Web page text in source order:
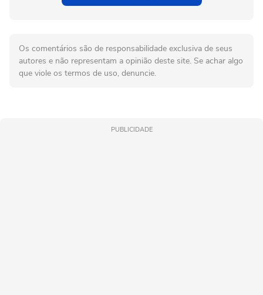
Os comentários são de responsabilidade exclusiva de seus
autores e não representam a opinião deste site. Se achar algo
que viole os termos de uso, denuncie.
PUBLICIDADE